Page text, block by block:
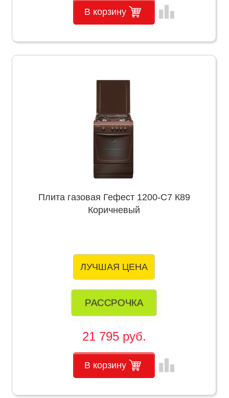
В корзину leaderboard
Плита газовая Гефест 1200-С7 К89
Коричневый
ЛУЧШАЯ ЦЕНА
РАССРОЧКА
21 795 руб.
В корзину leaderboard